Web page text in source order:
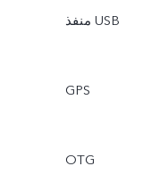
منفذ USB
GPS
OTG